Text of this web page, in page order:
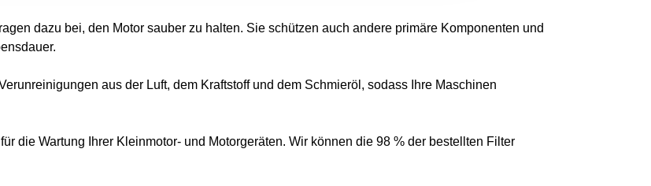
dazu bei, den Motor sauber zu halten. Sie schützen auch andere primäre Komponenten und
aus der Luft, dem Kraftstoff und dem Schmieröl, sodass Ihre Maschinen
die Wartung Ihrer Kleinmotor- und Motorgeräten. Wir können die 98 % der bestellten Filter